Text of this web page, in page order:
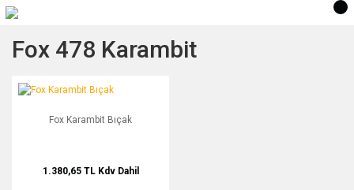
Fox 478 Karambit
Fox Karambit Bıçak
Fox Karambit Bıçak
1.380,65 TL Kdv Dahil